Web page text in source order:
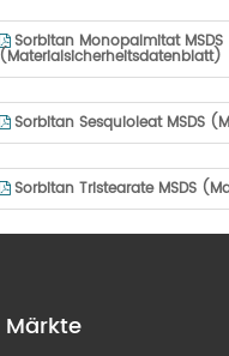
Sorbitan Monopalmitat MSDS
(Materialsicherheitsdatenblatt)
Sorbitan Sesquioleat MSDS
Sorbitan Tristearate MSDS
Märkte